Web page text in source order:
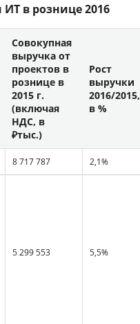
в рознице 2016
Совокупная
выручка от
проектов в
рознице в
2015 г.
(включая
НДС, в
₽тыс.)
Рост
выручки
2016/2015,
в %
8 717 787 2,1%
5 299 553 5,5%